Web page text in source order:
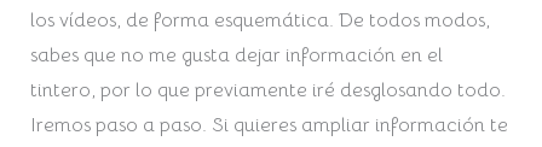
los vídeos, de forma esquemática. De todos modos,
sabes que no me gusta dejar información en el
tintero, por lo que previamente iré desglosando todo.
Iremos paso a paso. Si quieres ampliar información te